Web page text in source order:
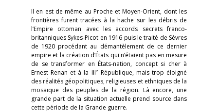
Il en est de même au Proche et Moyen-Orient, dont les
frontières furent tracées à la hache sur les débris de
l’Empire ottoman avec les accords secrets franco-
britanniques Sykes-Picot en 1916 puis le traité de Sèvres
de 1920 procédant au démantèlement de ce dernier
empire et la création d’États qui n’étaient pas en mesure
de se transformer en États-nation, concept si cher à
Ernest Renan et à la IIIeRépublique, mais trop éloigné
des réalités géopolitiques, religieuses et ethniques de la
mosaïque des peuples de la région. Là encore, une
grande part de la situation actuelle prend source dans
cette période de la Grande guerre.